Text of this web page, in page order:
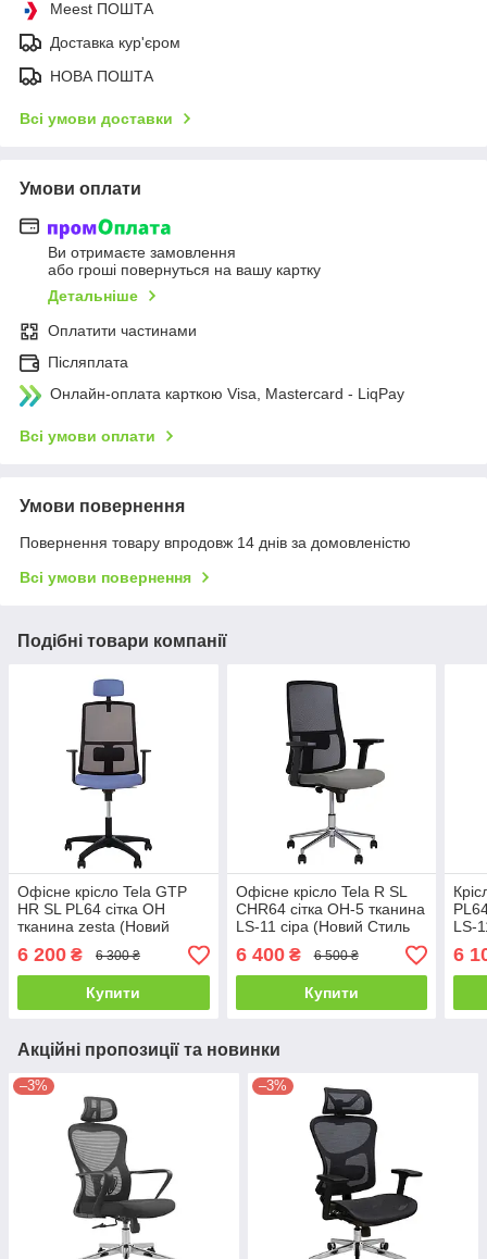
Meest ПОШТА
Доставка кур'єром
НОВА ПОШТА
Всі умови доставки
Умови оплати
Ви отримаєте замовлення
або гроші повернуться на вашу картку
Детальніше
Оплатити частинами
Післяплата
Онлайн-оплата карткою Visa, Mastercard - LiqPay
Всі умови оплати
Умови повернення
Повернення товару впродовж 14 днів за домовленістю
Всі умови повернення
Подібні товари компанії
Офісне крісло Tela GTP
HR SL PL64 сітка ОН
тканина zesta (Новий
Стиль ТМ)
6 200 ₴ 6 300 ₴
Купити
Офісне крісло Tela R SL
CHR64 сітка OH-5 тканина
LS-11 сіра (Новий Стиль
ТМ)
6 400₴ 6 500 ₴
Купити
LS-
ТМ)
6
Акційні пропозиції та новинки
–3% –3%